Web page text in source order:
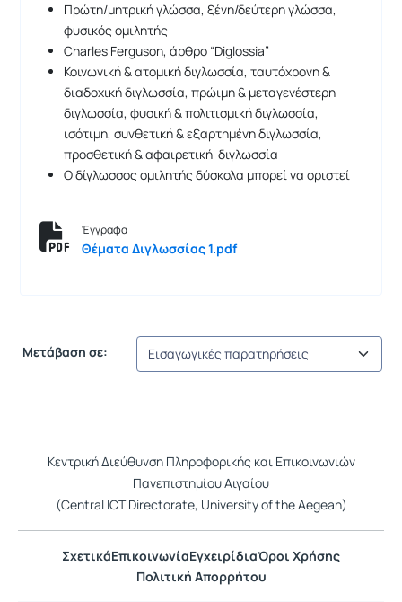
Πρώτη/μητρική γλώσσα, ξένη/δεύτερη γλώσσα,
φυσικός ομιλητής
Charles Ferguson, άρθρο “Diglossia”
Κοινωνική & ατομική διγλωσσία, ταυτόχρονη &
διαδοχική διγλωσσία, πρώιμη & μεταγενέστερη
διγλωσσία, φυσική & πολιτισμική διγλωσσία,
ισότιμη, συνθετική & εξαρτημένη διγλωσσία,
προσθετική & αφαιρετική διγλωσσία
Ο δίγλωσσος ομιλητής δύσκολα μπορεί να οριστεί
Έγγραφα
Θέματα Διγλωσσίας 1.pdf
Μετάβαση σε:
Κεντρική Διεύθυνση Πληροφορικής και Επικοινωνιών
Πανεπιστημίου Αιγαίου
(Central ICT Directorate, University of the Aegean)
ΣχετικάΕπικοινωνίαΕγχειρίδιαΌροι Χρήσης
Πολιτική Απορρήτου